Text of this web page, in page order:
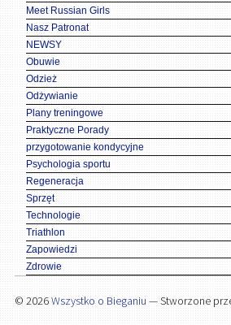
Meet Russian Girls
Nasz Patronat
NEWSY
Obuwie
Odzież
Odżywianie
Plany treningowe
Praktyczne Porady
przygotowanie kondycyjne
Psychologia sportu
Regeneracja
Sprzęt
Technologie
Triathlon
Zapowiedzi
Zdrowie
© 2026Wszystko o Bieganiu — Stworzone